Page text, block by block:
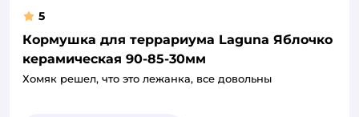
5
Кормушка для террариума Laguna Яблочко
керамическая 90-85-30мм
Хомяк решел, что это лежанка, все довольны